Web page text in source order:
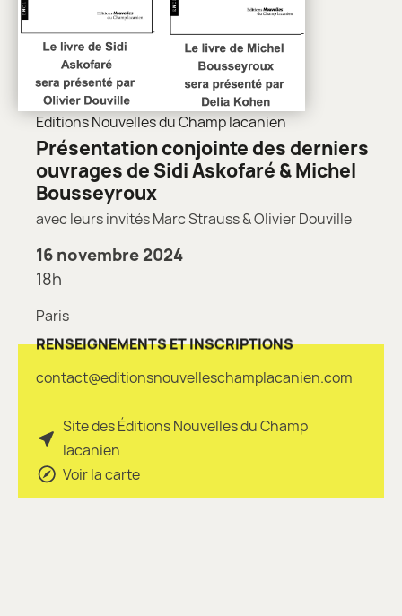
Editions Nouvelles du Champ lacanien
Présentation conjointe des derniers
ouvrages de Sidi Askofaré & Michel
Bousseyroux
avec leurs invités Marc Strauss & Olivier Douville
16 novembre 2024
18h
Paris
RENSEIGNEMENTS ET INSCRIPTIONS
contact@editionsnouvelleschamplacanien.com
Site des Éditions Nouvelles du Champ
lacanien
Voir la carte